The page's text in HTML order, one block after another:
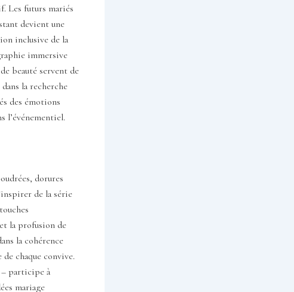
Les futurs mariés
devient une
inclusive de la
immersive
beauté servent de
la recherche
des émotions
l’événementiel.
dorures
de la série
la profusion de
la cohérence
chaque convive.
– participe à
mariage